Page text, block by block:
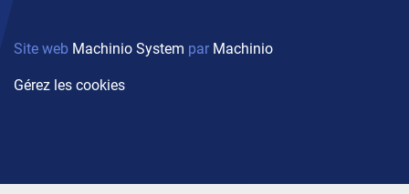
Site web Machinio System par Machinio
Gérez les cookies